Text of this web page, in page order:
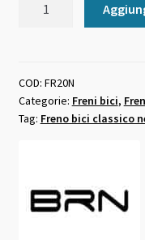
alluminio
olanda
nero
COD: FR20N
Categorie: Freni bici,
Tag: Freno bici classico